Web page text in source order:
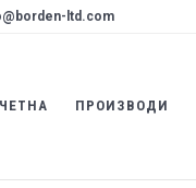
ltd.com
ПРОИЗВОДИ